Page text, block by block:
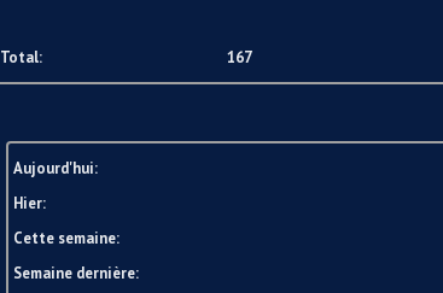
Total: 167
Aujourd'hui:
Hier:
Cette semaine:
Semaine dernière: